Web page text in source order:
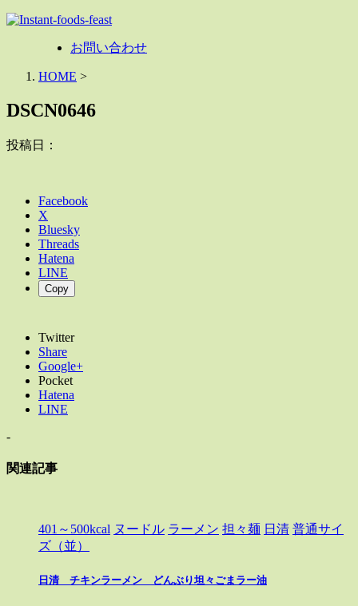
お問い合わせ
HOME >
DSCN0646
投稿日：
Facebook
X
Bluesky
Threads
Hatena
LINE
Copy
Twitter
Share
Google+
Pocket
Hatena
LINE
-
関連記事
401～500kcal ヌードル ラーメン 担々麺 日清 普通サイ
ズ（並）
日清 チキンラーメン どんぶり坦々ごまラー油